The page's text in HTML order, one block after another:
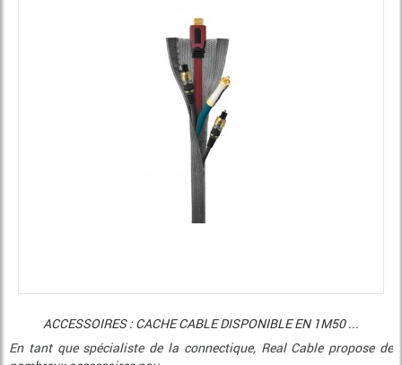
ACCESSOIRES : CACHE CABLE DISPONIBLE EN 1M50 ...
En tant que spécialiste de la connectique, Real Cable propose de